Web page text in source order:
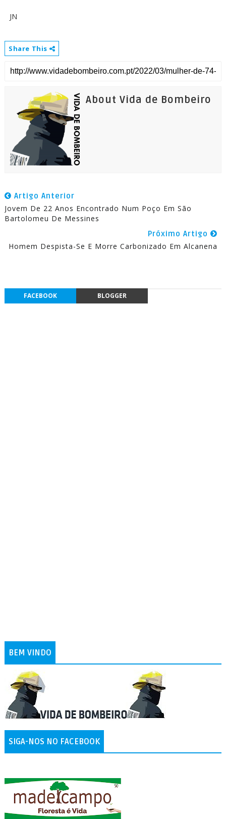
JN
Share This
About Vida de Bombeiro
Artigo Anterior
Jovem De 22 Anos Encontrado Num Poço Em São
Bartolomeu De Messines
Próximo Artigo
Homem Despista-Se E Morre Carbonizado Em Alcanena
FACEBOOK BLOGGER
BEM VINDO
SIGA-NOS NO FACEBOOK